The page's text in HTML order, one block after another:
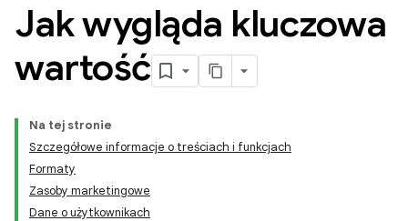
Jak wygląda kluczowa
wartość
Na tej stronie
Szczegółowe informacje o treściach i funkcjach
Formaty
Zasoby marketingowe
Dane o użytkownikach